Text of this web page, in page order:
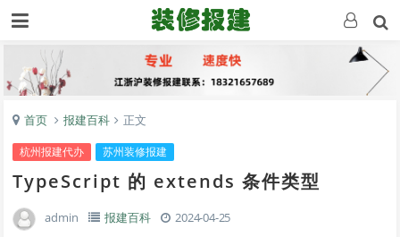
首页 报建百科 正文
杭州报建代办 苏州装修报建
TypeScript 的 extends 条件类型
admin 报建百科 2024-04-25